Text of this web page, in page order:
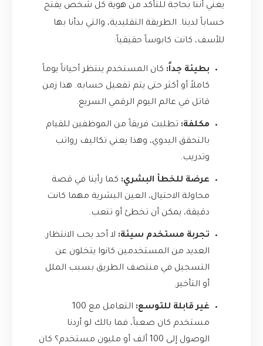
يعني أننا بحاجة للتأكد من هوية كل شخص يفتح
حساباً لدينا. الطريقة التقليدية، والتي بدأنا بها
للأسف، كانت كابوساً حقيقياً:
بطيئة جداً: كان المستخدم ينتظر أحياناً يوماً
كاملاً أو أكثر حتى يتم تفعيل حسابه. هذا زمن
قاتل في عالم اليوم الرقمي السريع.
مكلفة: تطلبت فريقاً من الموظفين للقيام
بالتحقق اليدوي، وهذا يعني تكاليف رواتب
وتدريب.
عرضة للخطأ البشري: كما رأينا في قصة
محاولة الاحتيال، العين البشرية مهما كانت
دقيقة، يمكن أن تخطئ أو تتعب.
تجربة مستخدم سيئة: لا أحد يحب الانتظار.
العديد من المستخدمين كانوا يتخلون عن
التسجيل في منتصف الطريق بسبب الملل
أو التأخير.
غير قابلة للتوسع:
التعامل مع 100
مستخدم كان صعباً، فما بالك لو أردنا
الوصول إلى 100 ألف أو مليون مستخدم؟ كان